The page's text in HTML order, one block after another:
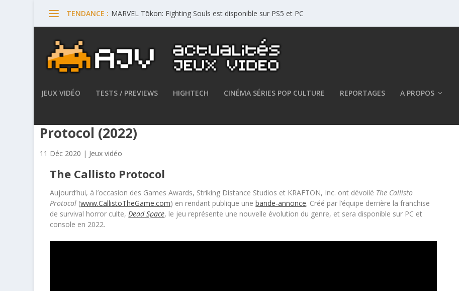
TENDANCE : MARVEL Tōkon: Fighting Souls est disponible sur PS5 et PC
JEUX VIDÉO TESTS / PREVIEWS HIGHTECH CINÉMA SÉRIES POP CULTURE REPORTAGES A PROPOS
Protocol (2022)
11 Déc 2020 | Jeux vidéo
The Callisto Protocol
Aujourd’hui, à l’occasion des Games Awards, Striking Distance Studios et KRAFTON, Inc. ont dévoilé The Callisto
Protocol (www.CallistoTheGame.com) en rendant publique unebande-annonce. Créé par l’équipe derrière la franchise
de survival horror culte,Dead Space, le jeu représente une nouvelle évolution du genre, et sera disponible sur PC et
console en 2022.